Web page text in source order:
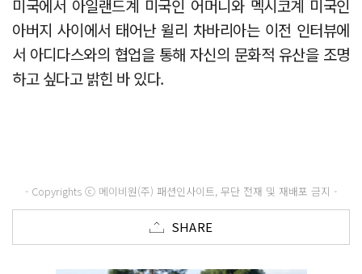
미국에서 아일랜드계 미국인 어머니와 멕시코계 미국인
아버지 사이에서 태어난 윌리 차바리아는 이전 인터뷰에
서 아디다스와의 협업을 통해 자신의 문화적 유산을 조명
하고 싶다고 밝힌 바 있다.
- Copyrights ⓒ 메이비원(주) 패션인사이트, 무단 전재 및 재배포 금지 -
SHARE